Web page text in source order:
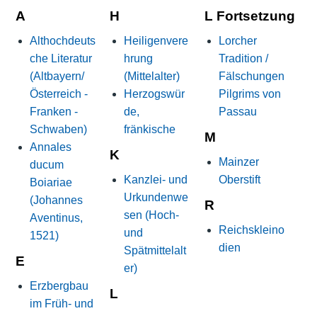
A
Althochdeuts
che Literatur
(Altbayern/
Österreich -
Franken -
Schwaben)
Annales
ducum
Boiariae
(Johannes
Aventinus,
1521)
E
Erzbergbau
im Früh- und
H
Heiligenvere
hrung
(Mittelalter)
Herzogswür
de,
fränkische
K
Kanzlei- und
Urkundenwe
sen (Hoch-
und
Spätmittelalt
er)
L
L Fortsetzung
Lorcher
Tradition /
Fälschungen
Pilgrims von
Passau
M
Mainzer
Oberstift
R
Reichskleino
dien